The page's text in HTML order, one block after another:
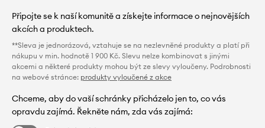
Připojte se k naší komunitě a získejte informace o nejnovějších
akcích a produktech.
**Sleva je jednorázová, vztahuje se na nezlevněné produkty a platí při
nákupu v min. hodnotě 1 900 Kč. Slevu nelze kombinovat s jinými
akcemi a některé produkty mohou být ze slevy vyloučeny. Podrobnosti
na webové stránce: produkty vyloučené z akce
Chceme, aby do vaší schránky přicházelo jen to, co vás
opravdu zajímá. Řekněte nám, zda vás zajímá: